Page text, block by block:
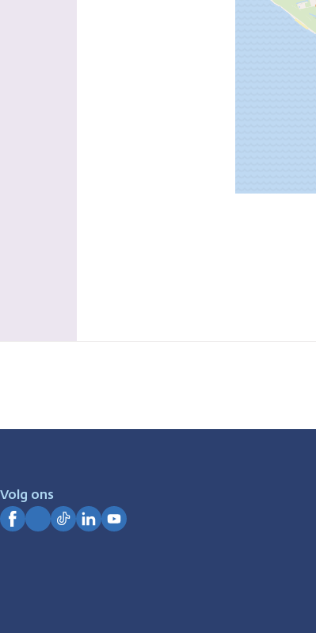
Volg ons